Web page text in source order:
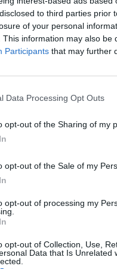
to third parties prior
of your personal
This information may also
Participants that may further
Data Processing Opt Outs
opt-out of the Sharing of my
opt-out of the Sale of my
opt-out of processing my
opt-out of Collection, Use,
Data that Is Unrelated
160x120 cm
för 4-6 personer
Pris: 7.115:-
480x120 cm
för 12-14 personer